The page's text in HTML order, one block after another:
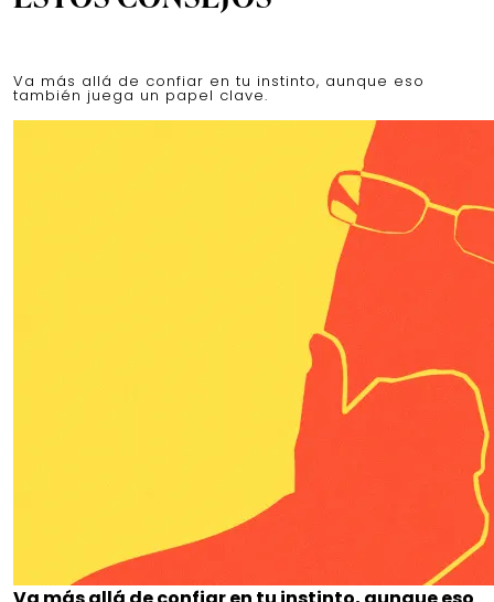
Va más allá de confiar en tu instinto, aunque eso
también juega un papel clave.